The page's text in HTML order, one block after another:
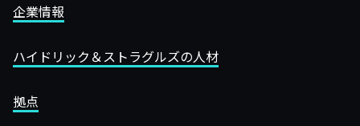
企業情報
ハイドリック＆ストラグルズの人材
拠点